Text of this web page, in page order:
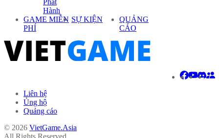
Hành
GAME MIỄN
PHÍ
SỰ KIỆN
QUẢNG
CÁO
Liên hệ
Ủng hộ
Quảng cáo
© 2026 VietGame.Asia
All Rights Reserved